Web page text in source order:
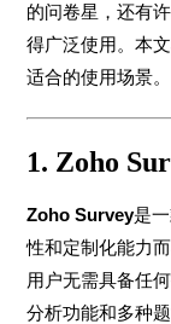
的问卷星，还有
得广泛使用。本
适合的使用场景。
1. Zoho
Zoho Survey是
性和定制化能力
用户无需具备任
分析功能和多种